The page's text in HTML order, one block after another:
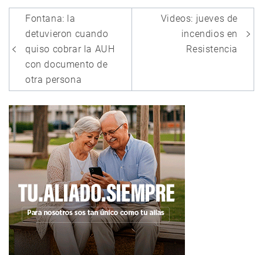
Navegación
de
entradas
Fontana: la
detuvieron cuando
quiso cobrar la AUH
con documento de
otra persona
Videos: jueves de
incendios en
Resistencia